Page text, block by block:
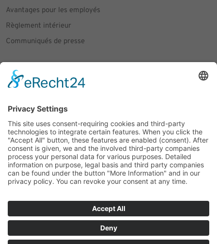
Avantages pour les employés
Règlement intérieur
Communiqués de presse
Social Media
Facebook
Instagram
© 2026 CARASANA Bäderbetriebe GmbH. Tous droits réservés